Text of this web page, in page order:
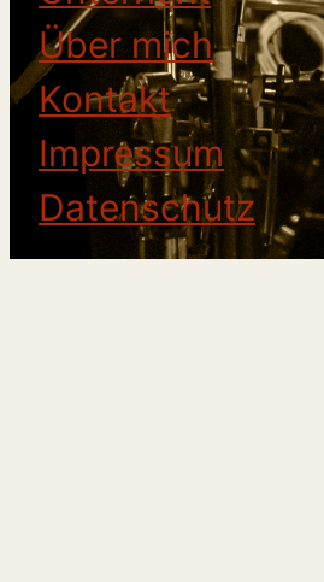
Über mich
Kontakt
Impressum
Datenschutz